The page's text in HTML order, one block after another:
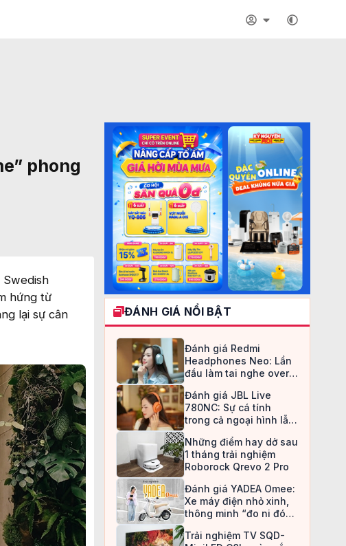
phong
hứng từ
lại sự cân
ĐÁNH GIÁ NỔI BẬT
Đánh giá Redmi
Headphones Neo: Lần
đầu làm tai nghe over-
an toàn
Đánh giá JBL Live
780NC: Sự cá tính
trong cả ngoại hình lẫn
Những điểm hay dở sau
1 tháng trải nghiệm
Roborock Qrevo 2 Pro
Đánh giá YADEA Omee:
Xe máy điện nhỏ xinh,
thông minh “đo ni đóng
Trải nghiệm TV SQD-